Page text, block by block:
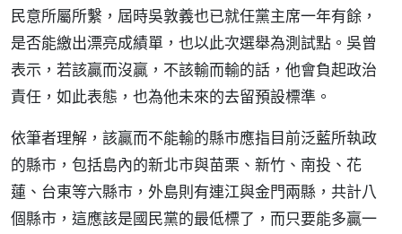
民意所屬所繫，屆時吳敦義也已就任黨主席一年有餘，
是否能繳出漂亮成績單，也以此次選舉為測試點。吳曾
表示，若該贏而沒贏，不該輸而輸的話，他會負起政治
責任，如此表態，也為他未來的去留預設標準。
依筆者理解，該贏而不能輸的縣市應指目前泛藍所執政
的縣市，包括島內的新北市與苗栗、新竹、南投、花
蓮、台東等六縣市，外島則有連江與金門兩縣，共計八
個縣市，這應該是國民黨的最低標了，而只要能多贏一